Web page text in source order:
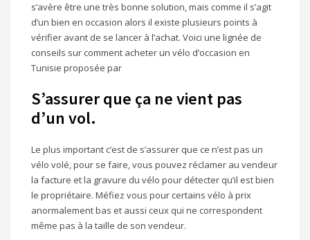
s’avère être une très bonne solution, mais comme il s’agit
d’un bien en occasion alors il existe plusieurs points à
vérifier avant de se lancer à l’achat. Voici une lignée de
conseils sur comment acheter un vélo d’occasion en
Tunisie proposée par
S’assurer que ça ne vient pas
d’un vol.
Le plus important c’est de s’assurer que ce n’est pas un
vélo volé, pour se faire, vous pouvez réclamer au vendeur
la facture et la gravure du vélo pour détecter qu’il est bien
le propriétaire. Méfiez vous pour certains vélo à prix
anormalement bas et aussi ceux qui ne correspondent
même pas à la taille de son vendeur.